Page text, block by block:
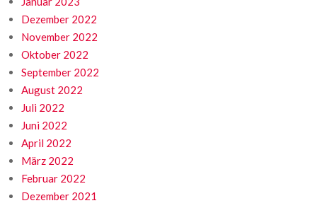
Dezember 2022
November 2022
Oktober 2022
September 2022
August 2022
Juli 2022
Juni 2022
April 2022
März 2022
Februar 2022
Dezember 2021